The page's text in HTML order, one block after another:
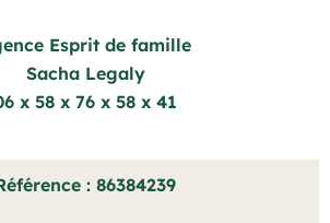
Esprit de famille
Sacha Legaly
x 58 x 76 x 58 x 41
86384239